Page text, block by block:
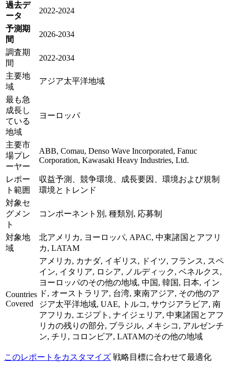
過去デ
ータ
2022-2024
予測期
間
2026-2034
調査期
間
2022-2034
主要地
域
アジア太平洋地域
最も急
成長し
ている
地域
ヨーロッパ
主要市
場プレ
ーヤー
ABB, Comau, Denso Wave Incorporated, Fanuc
Corporation, Kawasaki Heavy Industries, Ltd.
レポー
ト範囲
収益予測、競争環境、成長要因、環境および規制
環境とトレンド
対象セ
グメン
ト
コンポーネント別, 種類別, 応募制
対象地
域
北アメリカ, ヨーロッパ, APAC, 中東諸国とアフリ
カ, LATAM
Countries
Covered
アメリカ, カナダ, イギリス, ドイツ, フランス, スペ
イン, イタリア, ロシア, ノルディック, ベネルクス,
ヨーロッパのその他の地域, 中国, 韓国, 日本, イン
ド, オーストラリア, 台湾, 東南アジア, その他のア
ジア太平洋地域, UAE, トルコ, サウジアラビア, 南
アフリカ, エジプト, ナイジェリア, 中東諸国とアフ
リカの残りの部分, ブラジル, メキシコ, アルゼンチ
ン, チリ, コロンビア, LATAMのその他の地域
このレポートをカスタマイズ 戦略目標に合わせて最適化